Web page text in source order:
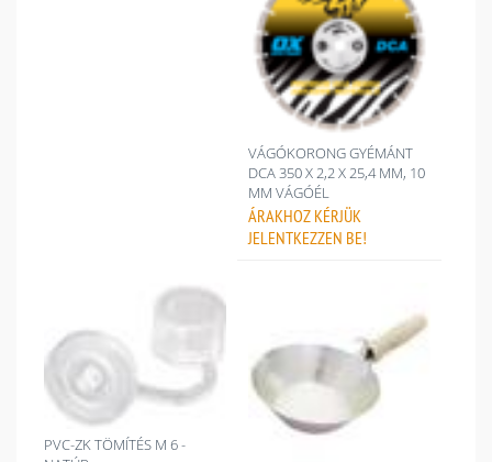
VÁGÓKORONG GYÉMÁNT
DCA 350 X 2,2 X 25,4 MM, 10
MM VÁGÓÉL
ÁRAKHOZ KÉRJÜK
JELENTKEZZEN BE!
PVC-ZK TÖMÍTÉS M 6 -